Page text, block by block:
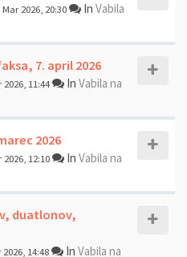
Mar 2026, 20:30 In Vabila
7. april 2026
2026, 11:44 In Vabila na
2026
2026, 12:10 In Vabila na
duatlonov,
2026, 14:48 In Vabila na